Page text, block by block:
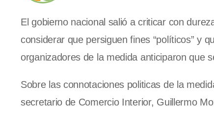
El gobierno nacional salió a criticar con
considerar que persiguen fines “políticos” y
organizadores de la medida anticiparon que
Sobre las connotaciones politicas de la
secretario de Comercio Interior, Guillermo